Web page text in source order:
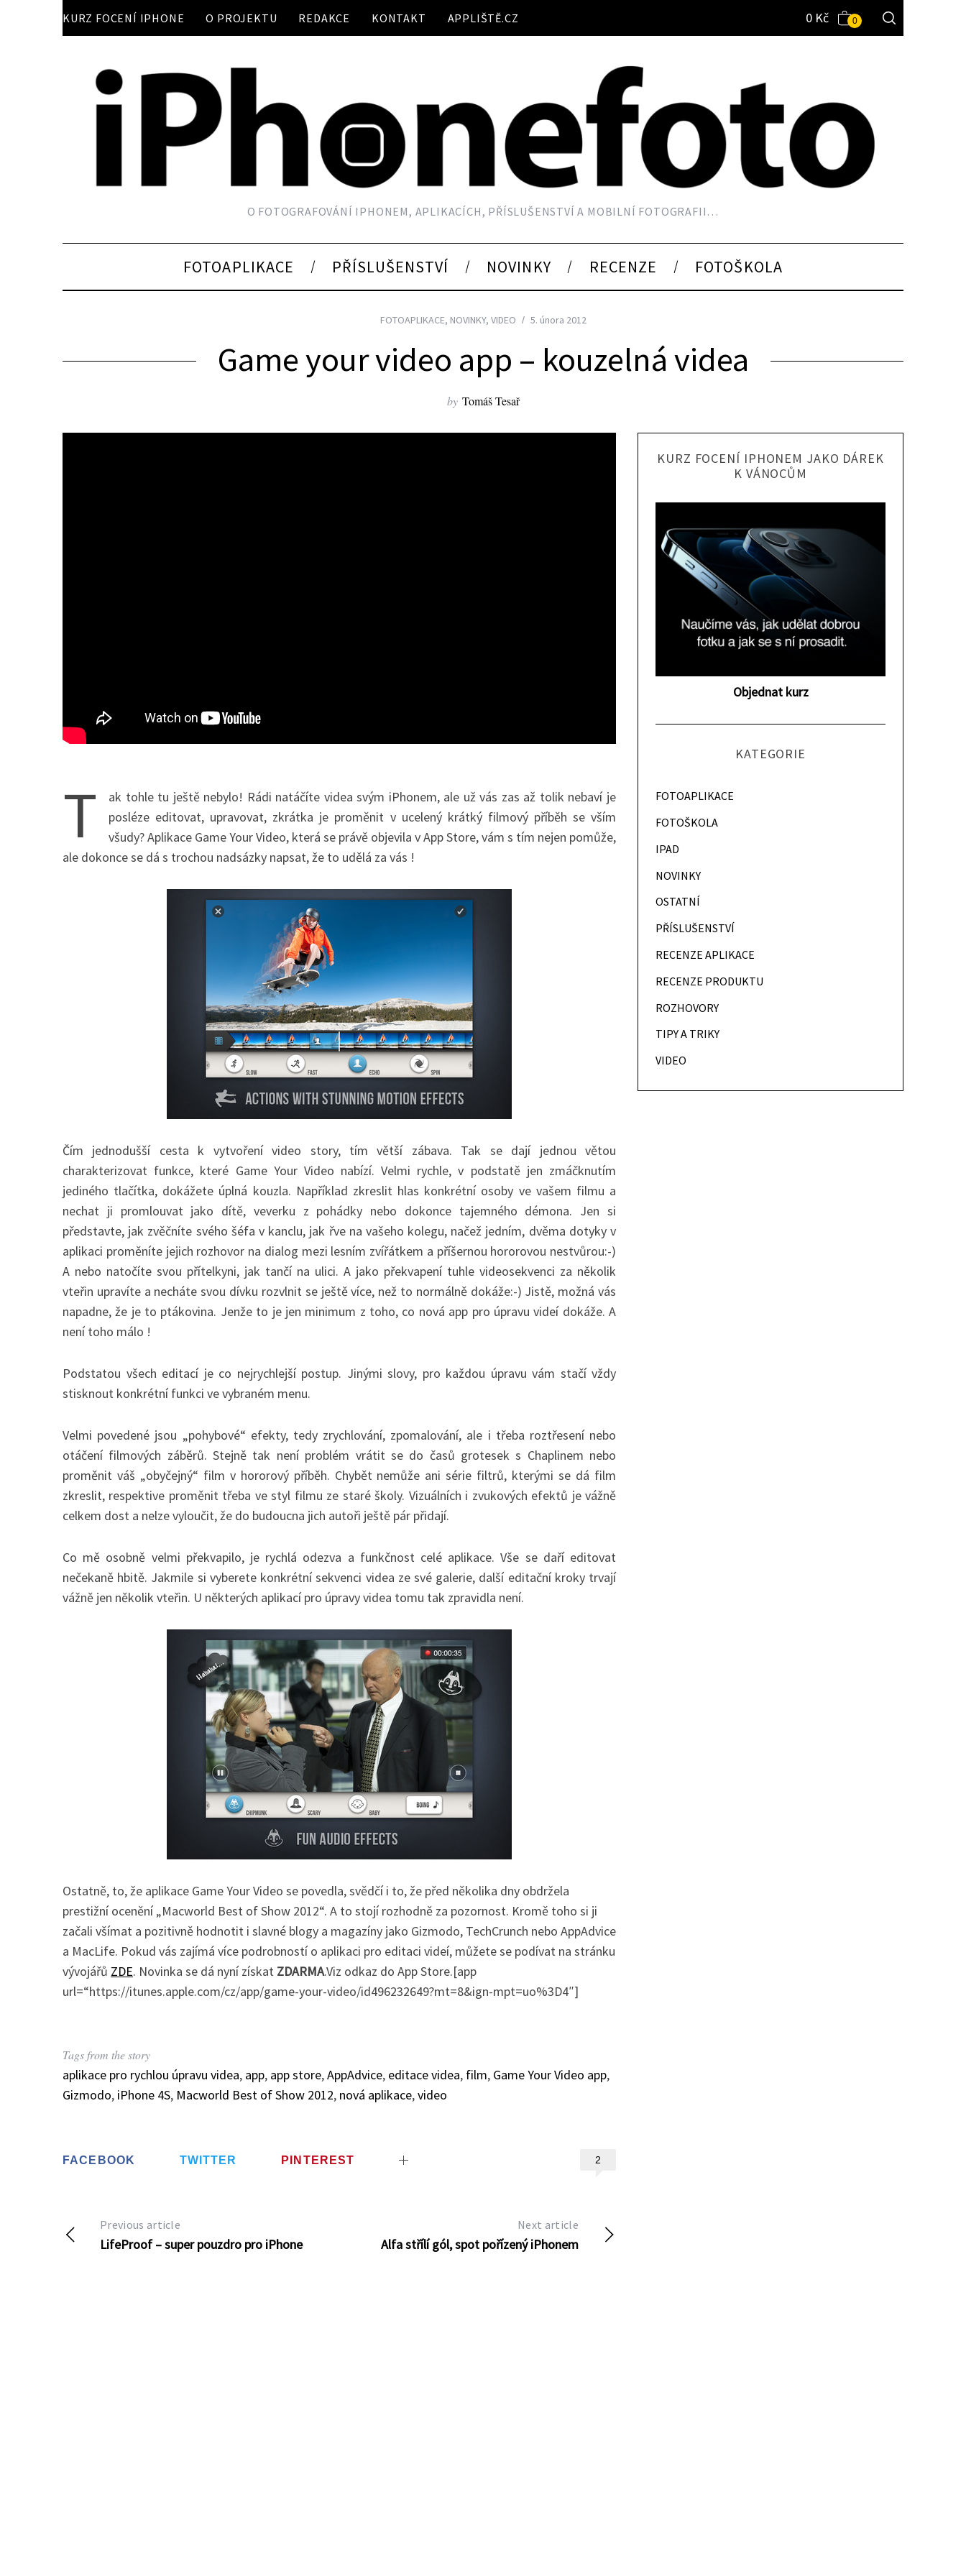
KURZ FOCENÍ IPHONE O PROJEKTU REDAKCE KONTAKT APPLIŠTĚ.CZ 0
0 Kč
O FOTOGRAFOVÁNÍ IPHONEM, APLIKACÍCH, PŘÍSLUŠENSTVÍ A MOBILNÍ FOTOGRAFII…
FOTOAPLIKACE PŘÍSLUŠENSTVÍ NOVINKY RECENZE FOTOŠKOLA
FOTOAPLIKACE, NOVINKY, VIDEO 5. února 2012
Game your video app – kouzelná videa
by Tomáš Tesař
T
ak tohle tu ještě nebylo! Rádi natáčíte videa svým iPhonem, ale už vás zas až tolik nebaví je
posléze editovat, upravovat, zkrátka je proměnit v ucelený krátký filmový příběh se vším
všudy? Aplikace Game Your Video, která se právě objevila v App Store, vám s tím nejen pomůže,
ale dokonce se dá s trochou nadsázky napsat, že to udělá za vás !
Čím jednodušší cesta k vytvoření video story, tím větší zábava. Tak se dají jednou větou
charakterizovat funkce, které Game Your Video nabízí. Velmi rychle, v podstatě jen zmáčknutím
jediného tlačítka, dokážete úplná kouzla. Například zkreslit hlas konkrétní osoby ve vašem filmu a
nechat ji promlouvat jako dítě, veverku z pohádky nebo dokonce tajemného démona. Jen si
představte, jak zvěčníte svého šéfa v kanclu, jak řve na vašeho kolegu, načež jedním, dvěma dotyky v
aplikaci proměníte jejich rozhovor na dialog mezi lesním zvířátkem a příšernou hororovou nestvůrou:-)
A nebo natočíte svou přítelkyni, jak tančí na ulici. A jako překvapení tuhle videosekvenci za několik
vteřin upravíte a necháte svou dívku rozvlnit se ještě více, než to normálně dokáže:-) Jistě, možná vás
napadne, že je to ptákovina. Jenže to je jen minimum z toho, co nová app pro úpravu videí dokáže. A
není toho málo !
Podstatou všech editací je co nejrychlejší postup. Jinými slovy, pro každou úpravu vám stačí vždy
stisknout konkrétní funkci ve vybraném menu.
Velmi povedené jsou „pohybové“ efekty, tedy zrychlování, zpomalování, ale i třeba roztřesení nebo
otáčení filmových záběrů. Stejně tak není problém vrátit se do časů grotesek s Chaplinem nebo
proměnit váš „obyčejný“ film v hororový příběh. Chybět nemůže ani série filtrů, kterými se dá film
zkreslit, respektive proměnit třeba ve styl filmu ze staré školy. Vizuálních i zvukových efektů je vážně
celkem dost a nelze vyloučit, že do budoucna jich autoři ještě pár přidají.
Co mě osobně velmi překvapilo, je rychlá odezva a funkčnost celé aplikace. Vše se daří editovat
nečekaně hbitě. Jakmile si vyberete konkrétní sekvenci videa ze své galerie, další editační kroky trvají
vážně jen několik vteřin. U některých aplikací pro úpravy videa tomu tak zpravidla není.
Ostatně, to, že aplikace Game Your Video se povedla, svědčí i to, že před několika dny obdržela
prestižní ocenění „Macworld Best of Show 2012“. A to stojí rozhodně za pozornost. Kromě toho si ji
začali všímat a pozitivně hodnotit i slavné blogy a magazíny jako Gizmodo, TechCrunch nebo AppAdvice
a MacLife. Pokud vás zajímá více podrobností o aplikaci pro editaci videí, můžete se podívat na stránku
vývojářů ZDE. Novinka se dá nyní získat ZDARMA.Viz odkaz do App Store.[app
url=“https://itunes.apple.com/cz/app/game-your-video/id496232649?mt=8&ign-mpt=uo%3D4″]
Tags from the story
aplikace pro rychlou úpravu videa, app, app store,AppAdvice, editace videa, film, Game Your Video app,
Gizmodo, iPhone 4S, Macworld Best of Show 2012, nová aplikace,video
2
FACEBOOK TWITTER PINTEREST
Previous article
LifeProof – super pouzdro pro iPhone
Next article
Alfa střílí gól, spot pořízený iPhonem
KURZ FOCENÍ IPHONEM JAKO DÁREK
K VÁNOCŮM
Objednat kurz
KATEGORIE
FOTOAPLIKACE
FOTOŠKOLA
IPAD
NOVINKY
OSTATNÍ
PŘÍSLUŠENSTVÍ
RECENZE APLIKACE
RECENZE PRODUKTU
ROZHOVORY
TIPY A TRIKY
VIDEO
e
a
h
f
o
r
: